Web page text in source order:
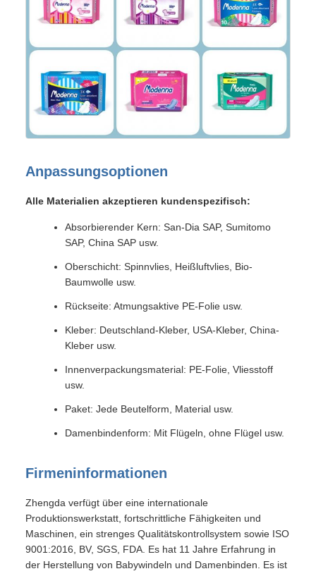
Anpassungsoptionen
Alle Materialien akzeptieren kundenspezifisch:
Absorbierender Kern: San-Dia SAP, Sumitomo
SAP, China SAP usw.
Oberschicht: Spinnvlies, Heißluftvlies, Bio-
Baumwolle usw.
Rückseite: Atmungsaktive PE-Folie usw.
Kleber: Deutschland-Kleber, USA-Kleber, China-
Kleber usw.
Innenverpackungsmaterial: PE-Folie, Vliesstoff
usw.
Paket: Jede Beutelform, Material usw.
Damenbindenform: Mit Flügeln, ohne Flügel usw.
Firmeninformationen
Zhengda verfügt über eine internationale
Produktionswerkstatt, fortschrittliche Fähigkeiten und
Maschinen, ein strenges Qualitätskontrollsystem sowie ISO
9001:2016, BV, SGS, FDA. Es hat 11 Jahre Erfahrung in
der Herstellung von Babywindeln und Damenbinden. Es ist